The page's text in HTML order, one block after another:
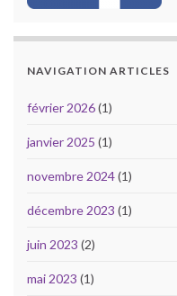
NAVIGATION ARTICLES
février 2026(1)
janvier 2025 (1)
novembre 2024(1)
décembre 2023 (1)
juin 2023 (2)
mai 2023 (1)